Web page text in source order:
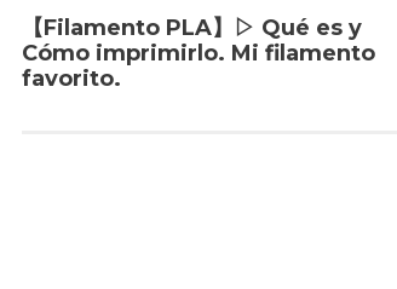
【Filamento PLA】▷ Qué es y
Cómo imprimirlo. Mi filamento
favorito.